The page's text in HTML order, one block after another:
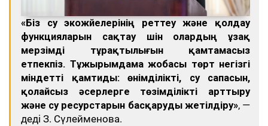
«Біз су экожүйелерінің реттеу және қолдау
функцияларын сақтау үшін олардың ұзақ
мерзімді тұрақтылығын қамтамасыз
етпекпіз. Тұжырымдама жобасы төрт негізгі
міндетті қамтиды: өнімділікті, су сапасын,
қолайсыз әсерлерге төзімділікті арттыру
және су ресурстарын басқаруды жетілдіру», —
деді З. Сүлейменова.